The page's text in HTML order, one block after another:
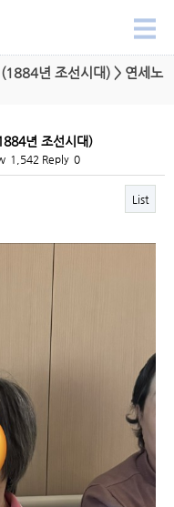
년 조선시대) > 연세노
년 조선시대)
1,542 Reply 0
List